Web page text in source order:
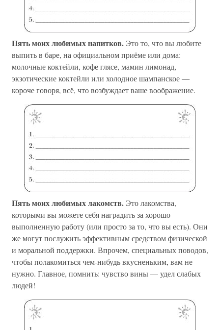
Пять моих любимых напитков. Это то, что вы любите
выпить в баре, на официальном приёме или дома:
молочные коктейли, кофе глясе, мамин лимонад,
экзотические коктейли или холодное шампанское —
короче говоря, всё, что возбуждает ваше воображение.
Пять моих любимых лакомств. Это лакомства,
которыми вы можете себя наградить за хорошо
выполненную работу (или просто за то, что вы есть). Они
же могут послужить эффективным средством физической
и моральной поддержки. Впрочем, специальных поводов,
чтобы полакомиться чем-нибудь вкусненьким, вам не
нужно. Главное, помнить: чувство вины — удел слабых
людей!